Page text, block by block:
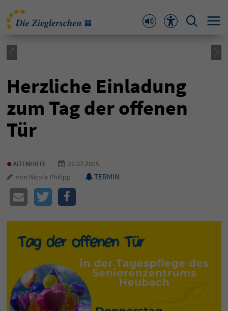
Herzliche Einladung
zum Tag der offenen
Tür
•ALTENHILFE
22.07.2025
von Nicola Philipp
TERMIN